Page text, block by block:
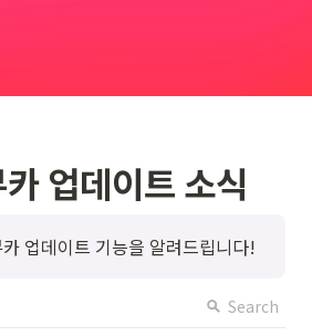
업데이트 소식
업데이트 기능을 알려드립니다!
Search